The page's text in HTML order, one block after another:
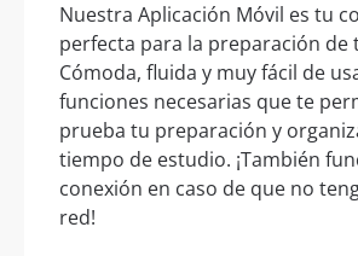
Nuestra Aplicación Móvil es tu
perfecta para la preparación de
Cómoda, fluida y muy fácil de
funciones necesarias que te
prueba tu preparación y
tiempo de estudio. ¡También
conexión en caso de que no
red!